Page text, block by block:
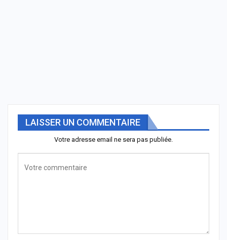
LAISSER UN COMMENTAIRE
Votre adresse email ne sera pas publiée.